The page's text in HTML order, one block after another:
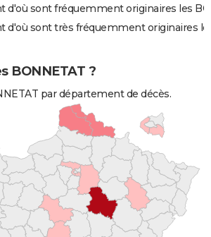
d'où sont fréquemment originaires les
d'où sont très fréquemment originaires
BONNETAT ?
par département de décès.